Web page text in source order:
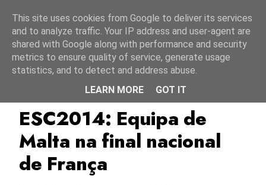
França Malta
ESC2014: Equipa de
Malta na final nacional
de França
This site uses cookies from Google to deliver its services
and to analyze traffic. Your IP address and user-agent are
shared with Google along with performance and security
metrics to ensure quality of service, generate usage
statistics, and to detect and address abuse.
LEARN MORE
GOT IT